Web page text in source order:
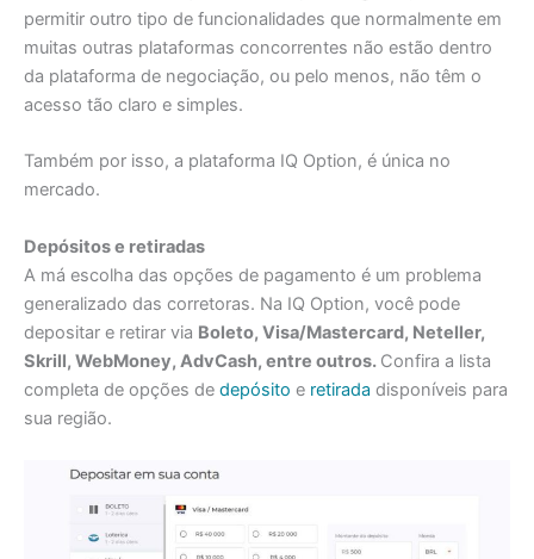
permitir outro tipo de funcionalidades que normalmente em
muitas outras plataformas concorrentes não estão dentro
da plataforma de negociação, ou pelo menos, não têm o
acesso tão claro e simples.
Também por isso, a plataforma IQ Option, é única no
mercado.
Depósitos e retiradas
A má escolha das opções de pagamento é um problema
generalizado das corretoras. Na IQ Option, você pode
depositar e retirar via Boleto, Visa/Mastercard, Neteller,
Skrill, WebMoney, AdvCash, entre outros. Confira a lista
completa de opções de depósito e retirada disponíveis para
sua região.